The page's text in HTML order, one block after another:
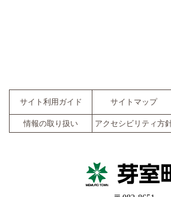
サイト利用ガイド サイトマップ
情報の取り扱い
アクセシビリティ方